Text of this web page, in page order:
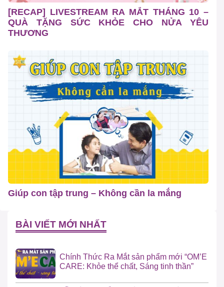
[RECAP] LIVESTREAM RA MẮT THÁNG 10 –
QUÀ TẶNG SỨC KHỎE CHO NỬA YÊU
THƯƠNG
Giúp con tập trung – Không cần la mắng
BÀI VIẾT MỚI NHẤT
Chính Thức Ra Mắt sản phẩm mới “OM’E
CARE: Khỏe thể chất, Sáng tinh thần”